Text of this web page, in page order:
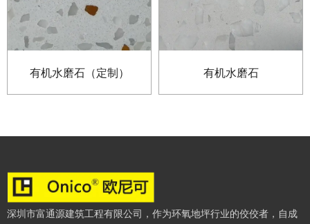
有机水磨石（定制） 有机水磨石
深圳市富通源建筑工程有限公司，作为环氧地坪行业的佼佼者，自成